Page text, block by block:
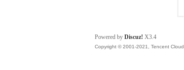
Powered by Discuz! X3.4
Copyright © 2001-2021, Tencent Cloud.